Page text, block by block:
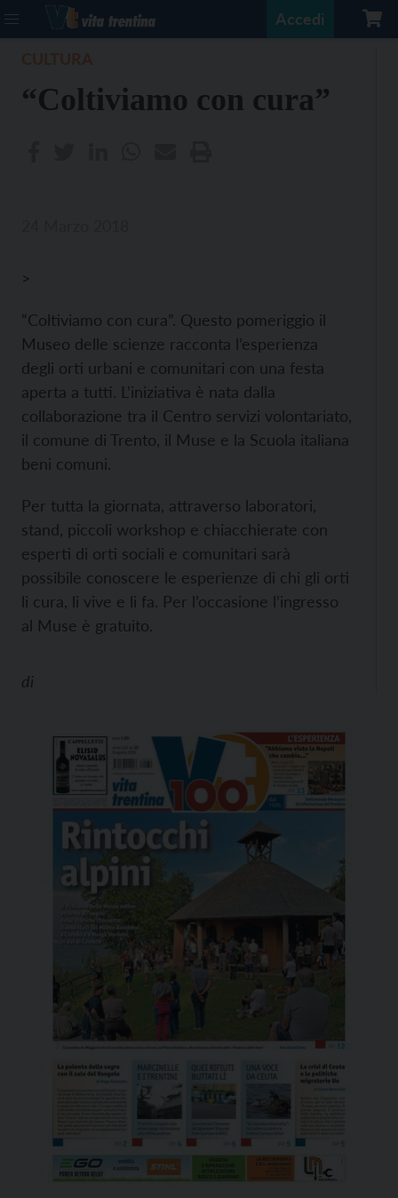
Accedi
“Coltiviamo con cura”
>
“Coltiviamo con cura”. Questo pomeriggio il
Museo delle scienze racconta l’esperienza
degli orti urbani e comunitari con una festa
aperta a tutti. L’iniziativa è nata dalla
collaborazione tra il Centro servizi volontariato,
il comune di Trento, il Muse e la Scuola italiana
beni comuni.
Per tutta la giornata, attraverso laboratori,
stand, piccoli workshop e chiacchierate con
esperti di orti sociali e comunitari sarà
possibile conoscere le esperienze di chi gli orti
li cura, li vive e li fa. Per l’occasione l’ingresso
al Muse è gratuito.
di